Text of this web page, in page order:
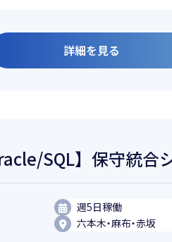
詳細を見る
SQL】保守統合
週5日稼働
六本木・麻布・赤坂